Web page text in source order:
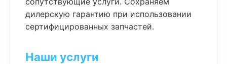
дилерскую гарантию при использовании
сертифицированных запчастей.
Наши услуги